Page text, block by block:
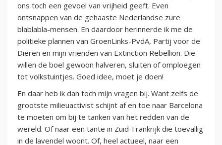
ons toch een gevoel van vrijheid geeft. Even
ontsnappen van de gehaaste Nederlandse zure
blablabla-mensen. En daardoor herinnerde ik me de
politieke plannen van GroenLinks-PvdA, Partij voor de
Dieren en mijn vrienden van Extinction Rebellion. Die
willen de boel gewoon halveren, sluiten of omploegen
tot volkstuintjes. Goed idee, moet je doen!
En daar heb ik dan toch mijn vragen bij. Want zelfs de
grootste milieuactivist schijnt af en toe naar Barcelona
te moeten om bij te tanken van het redden van de
wereld. Of naar een tante in Zuid-Frankrijk die toevallig
in de lavendel woont. Of, heel actueel, naar een